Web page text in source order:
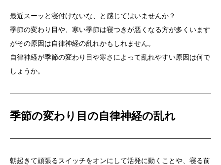
最近スーッと寝付けないな、と感じてはいませんか？
季節の変わり目や、寒い季節は寝つきが悪くなる方が多くいます
がその原因は自律神経の乱れかもしれません。
自律神経が季節の変わり目や寒さによって乱れやすい原因は何で
しょうか。
季節の変わり目の自律神経の乱れ
朝起きて頑張るスイッチをオンにして活発に動くことや、寝る前